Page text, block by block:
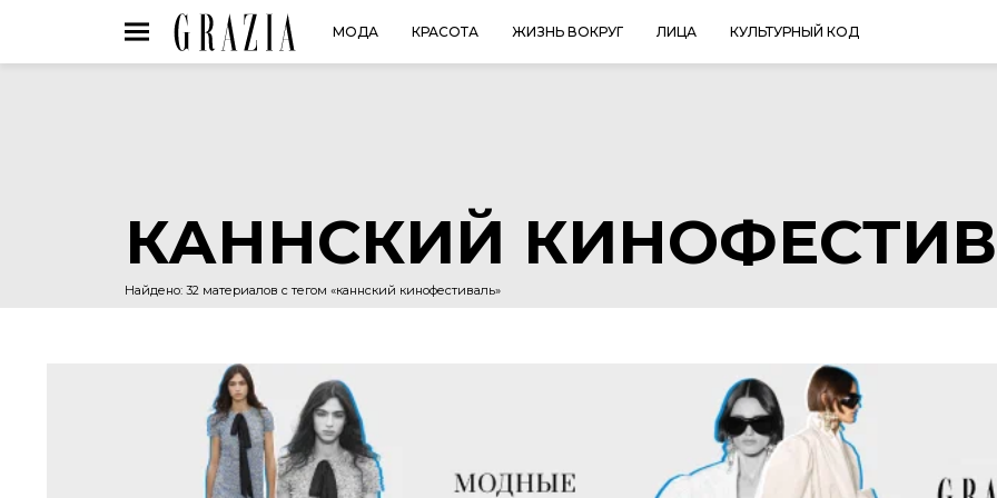
МОДА КРАСОТА ЖИЗНЬ ВОКРУГ ЛИЦА КУЛЬТУРНЫЙ КОД
КАННСКИЙ
Найдено: 32 материалов с тегом «каннский кинофестиваль»